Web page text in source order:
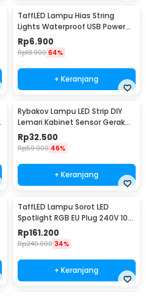
TaffLED Lampu Hias String
Lights Waterproof USB Power
50 LED 5M - SZ
Rp6.900
Rp18.900 64%
+ Keranjang
Rybakov Lampu LED Strip DIY
Lemari Kabinet Sensor Gerak
4.5W 1M - 2835
Rp32.500
Rp59.900 46%
+ Keranjang
TaffLED Lampu Sorot LED
Spotlight RGB EU Plug 240V 10W
- L18RG
Rp161.200
Rp240.900 34%
+ Keranjang